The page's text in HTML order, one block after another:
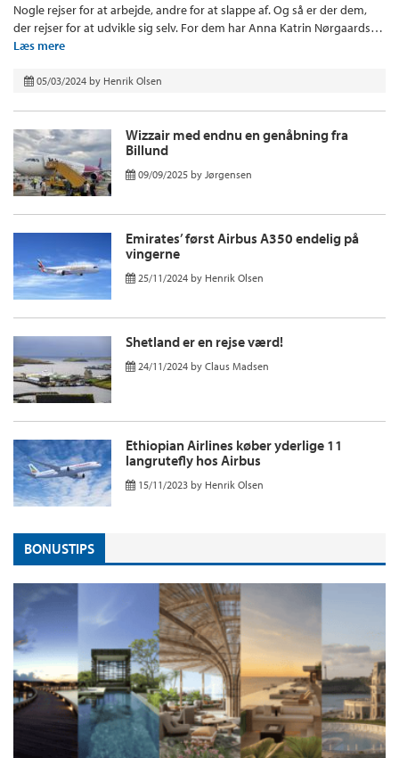
Nogle rejser for at arbejde, andre for at slappe af. Og så er der dem,
der rejser for at udvikle sig selv. For dem har Anna Katrin Nørgaards…
Læs mere
05/03/2024 by Henrik Olsen
Wizzair med endnu en genåbning fra
Billund
09/09/2025 by Jørgensen
Emirates’ først Airbus A350 endelig på
vingerne
25/11/2024 by Henrik Olsen
Shetland er en rejse værd!
24/11/2024 by Claus Madsen
Ethiopian Airlines køber yderlige 11
langrutefly hos Airbus
15/11/2023 by Henrik Olsen
BONUSTIPS